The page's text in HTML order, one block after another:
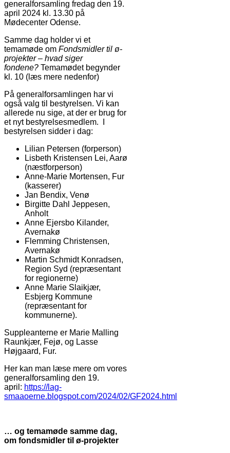
generalforsamling fredag den 19.
april 2024 kl. 13.30 på
Mødecenter Odense.
Samme dag holder vi et
temamøde om Fondsmidler til ø-
projekter – hvad siger
fondene? Temamødet begynder
kl. 10 (læs mere nedenfor)
På generalforsamlingen har vi
også valg til bestyrelsen. Vi kan
allerede nu sige, at der er brug for
et nyt bestyrelsesmedlem. I
bestyrelsen sidder i dag:
Lilian Petersen (forperson)
Lisbeth Kristensen Lei, Aarø
(næstforperson)
Anne-Marie Mortensen, Fur
(kasserer)
Jan Bendix, Venø
Birgitte Dahl Jeppesen,
Anholt
Anne Ejersbo Kilander,
Avernakø
Flemming Christensen,
Avernakø
Martin Schmidt Konradsen,
Region Syd (repræsentant
for regionerne)
Anne Marie Slaikjær,
Esbjerg Kommune
(repræsentant for
kommunerne).
Suppleanterne er Marie Malling
Raunkjær, Fejø, og Lasse
Højgaard, Fur.
Her kan man læse mere om vores
generalforsamling den 19.
april: https://lag-
smaaoerne.blogspot.com/2024/02/GF2024.html
… og temamøde samme dag,
om fondsmidler til ø-projekter